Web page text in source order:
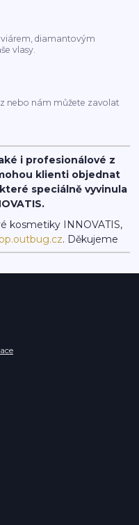
diamantovým
vlasy.
nebo nám můžete zavolat
i profesionálové z
klienti objednat
speciálně vyvinula
kosmetiky INNOVATIS,
. Děkujeme